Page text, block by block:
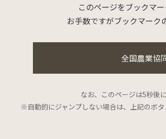
このページをブックマ
お手数ですがブックマーク
全国農業協
なお、このページは5秒後
※自動的にジャンプしない場合は、上記のボ